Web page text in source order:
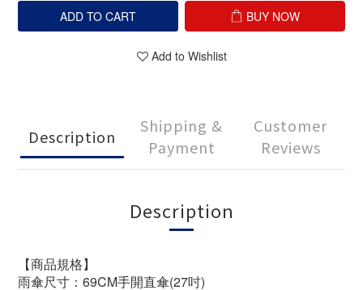
ADD TO CART BUY NOW
Add to Wishlist
Description
Shipping &
Payment
Customer
Reviews
Description
【商品規格】
雨傘尺寸：69CM手開直傘(27吋)